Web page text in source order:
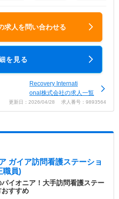
求人を問い合わせる
を見る
Recovery Internati
onal株式会社の求人一覧
更新日：2026/04/28 求人番号：9893564
ガイア訪問看護ステーショ
職員)
パイオニア！大手訪問看護ステー
すすめ